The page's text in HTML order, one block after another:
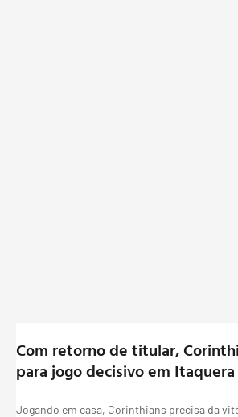
Com retorno de titular,
para jogo decisivo em Itaquera
Jogando em casa, Corinthians precisa da